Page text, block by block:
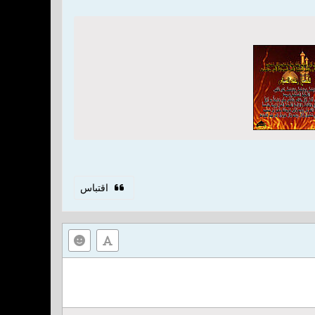
اقتباس